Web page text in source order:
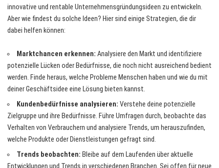
innovative und rentable Unternehmensgründungsideen zu entwickeln.
Aber wie findest du solche Ideen? Hier sind einige Strategien, die dir
dabei helfen können:
Marktchancen erkennen: Analysiere den Markt und identifiziere
potenzielle Lücken oder Bedürfnisse, die noch nicht ausreichend bedient
werden. Finde heraus, welche Probleme Menschen haben und wie du mit
deiner Geschäftsidee eine Lösung bieten kannst.
Kundenbedürfnisse analysieren: Verstehe deine potenzielle
Zielgruppe und ihre Bedürfnisse. Führe Umfragen durch, beobachte das
Verhalten von Verbrauchern und analysiere Trends, um herauszufinden,
welche Produkte oder Dienstleistungen gefragt sind.
Trends beobachten: Bleibe auf dem Laufenden über aktuelle
Entwicklungen und Trends in verschiedenen Branchen. Sei offen für neue